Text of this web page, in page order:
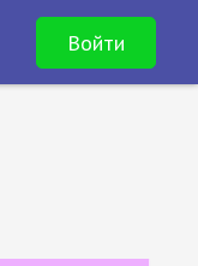
Войти